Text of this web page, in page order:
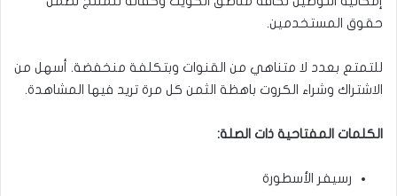
حقوق المستخدمين.
للتمتع بعدد لا متناهي من القنوات وبتكلفة منخفضة. أسهل من
الاشتراك وشراء الكروت باهظة الثمن كل مرة تريد فيها المشاهدة.
الكلمات المفتاحية ذات الصلة:
رسيفر الأسطورة